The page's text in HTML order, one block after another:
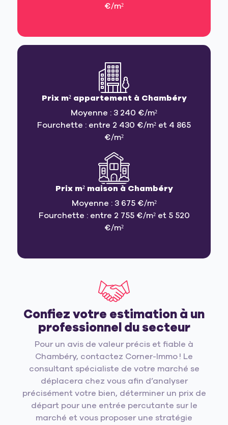
€/m²
Prix m² appartement à Chambéry
Moyenne : 3 240 €/m²
Fourchette : entre 2 430 €/m² et 4 865
€/m²
Prix m² maison à Chambéry
Moyenne : 3 675 €/m²
Fourchette : entre 2 755 €/m² et 5 520
€/m²
Confiez votre estimation à un
professionnel du secteur
Pour un avis de valeur précis et fiable à
Chambéry, contactez Corner-Immo ! Le
consultant spécialiste de votre marché se
déplacera chez vous afin d’analyser
précisément votre bien, déterminer un prix de
départ pour une entrée percutante sur le
marché et vous proposer une stratégie